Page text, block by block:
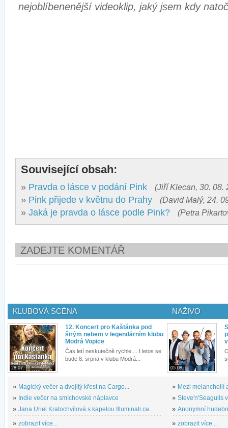
nejoblíbenenější videoklip, jaký jsem kdy
Související obsah:
» Pravda o lásce v podání Pink (Jiří Klecan, 30. 08.
» Pink přijede v květnu do Prahy (David Malý, 24.
» Jaká je pravda o lásce podle Pink? (Petra
ZADEJTE KOMENTÁŘ
KLUBOVÁ SCÉNA
28.07.
12. Koncert pro Kaštánka pod
širým nebem v legendárním klubu
Modrá Vopice
Čas letí neskutečně rychle.... I letos se
bude 8. srpna v klubu Modrá...
» Magický večer a dvojitý křest na Cargo...
» Indie večer na smíchovské náplavce
» Jana Uriel Kratochvílová s kapelou Illuminati.ca...
» zobrazit více...
NAŽIVO
05.08.
» Mezi melancholií
» Steve'n'Seagulls
» Anonymní
» zobrazit více...